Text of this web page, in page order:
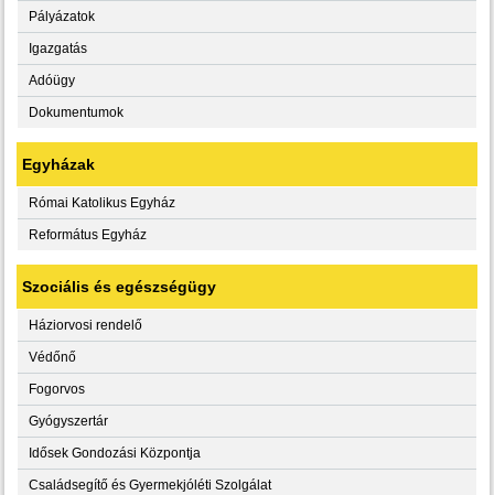
Pályázatok
Igazgatás
Adóügy
Dokumentumok
Egyházak
Római Katolikus Egyház
Református Egyház
Szociális és egészségügy
Háziorvosi rendelő
Védőnő
Fogorvos
Gyógyszertár
Idősek Gondozási Központja
Családsegítő és Gyermekjóléti Szolgálat